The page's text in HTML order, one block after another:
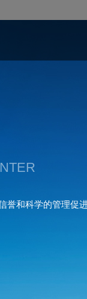
誉和科学的管理促